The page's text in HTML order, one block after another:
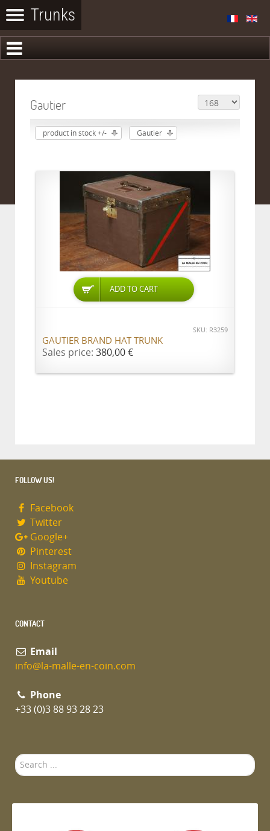
Gautier
product in stock +/- Gautier
ADD TO CART
SKU: R3259
GAUTIER BRAND HAT TRUNK
Sales price: 380,00 €
FOLLOW US!
Facebook
Twitter
Google+
Pinterest
Instagram
Youtube
CONTACT
Email
info@la-malle-en-coin.com
Phone
+33 (0)3 88 93 28 23
Search
...